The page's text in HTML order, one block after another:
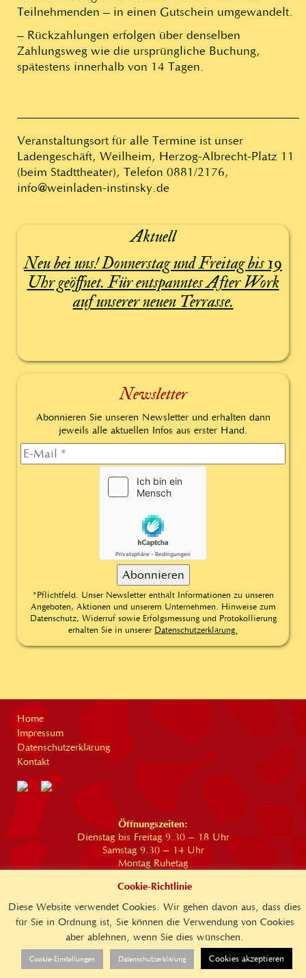
Teilnehmenden – in einen Gutschein umgewandelt.
– Rückzahlungen erfolgen über denselben
Zahlungsweg wie die ursprüngliche Buchung,
spätestens innerhalb von 14 Tagen.
Veranstaltungsort für alle Termine ist unser
Ladengeschäft, Weilheim, Herzog-Albrecht-Platz 11
(beim Stadttheater), Telefon 0881/2176,
info@weinladen-instinsky.de
Aktuell
Neu bei uns! Donnerstag und Freitag bis 19
Uhr geöffnet. Für entspanntes After Work
auf unserer neuen Terrasse.
Newsletter
Abonnieren Sie unseren Newsletter und erhalten dann
jeweils alle aktuellen Infos aus erster Hand.
*Pflichtfeld. Unser Newsletter enthält Informationen zu unseren
Angeboten, Aktionen und unserem Unternehmen. Hinweise zum
Datenschutz, Widerruf sowie Erfolgsmessung und Protokollierung
erhalten Sie in unserer Datenschutzerklärung.
Home
Impressum
Datenschutzerklärung
Kontakt
Öffnungszeiten:
Dienstag bis Freitag 9.30 – 18 Uhr
Samstag 9.30 – 14 Uhr
Montag Ruhetag
Der Weinladen Instinsky R. u. F. GbR
info@weinladen-instinsky.de
*Alle Preisangaben inkl. MwSt.
Cookie-Richtlinie
Diese Website verwendet Cookies. Wir gehen davon aus, dass dies
für Sie in Ordnung ist, Sie können die Verwendung von Cookies
aber ablehnen, wenn Sie dies wünschen.
Cookie-Einstellungen Datenschutzerklärung Cookies akzeptieren